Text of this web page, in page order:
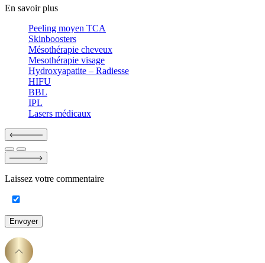
En savoir plus
Peeling moyen TCA
Skinboosters
Mésothérapie cheveux
Mesothérapie visage
Hydroxyapatite – Radiesse
HIFU
BBL
IPL
Lasers médicaux
Laissez votre commentaire
Envoyer